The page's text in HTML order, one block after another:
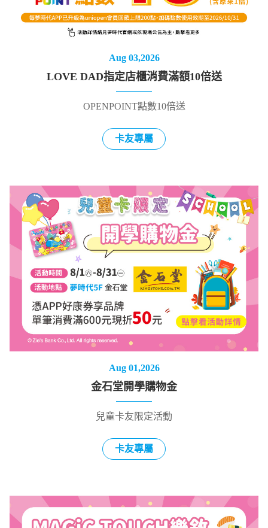
Aug 03,2026
LOVE DAD指定店櫃消費滿額10倍送
OPENPOINT點數10倍送
卡友專屬
Aug 01,2026
金石堂開學購物金
兒童卡友限定活動
卡友專屬